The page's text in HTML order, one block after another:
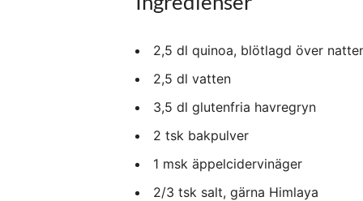
2,5 dl quinoa, blötlagd över
2,5 dl vatten
3,5 dl glutenfria havregryn
2 tsk bakpulver
1 msk äppelcidervinäger
2/3 tsk salt, gärna Himlaya